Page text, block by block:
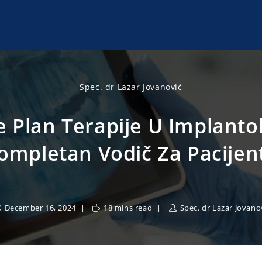
Spec. dr Lazar Jovanović
Plan Terapije U
Vodič Za
December 16, 2024 18 mins read Spec. dr Lazar